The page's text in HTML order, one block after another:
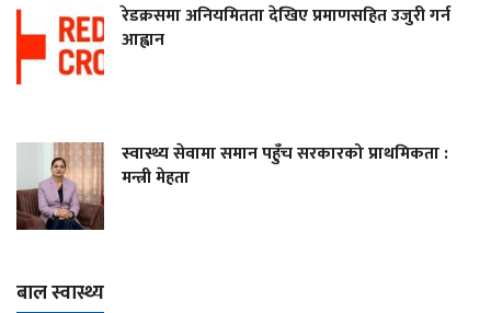
रेडक्रसमा अनियमितता देखिए प्रमाणसहित उजुरी गर्न
आह्वान
स्वास्थ्य सेवामा समान पहुँच सरकारको प्राथमिकता :
मन्त्री मेहता
बाल स्वास्थ्य